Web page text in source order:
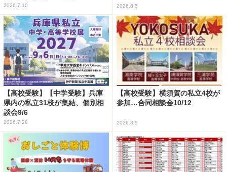
2026.7.10 2026.8.5
【高校受験】【中学受験】兵庫
県内の私立31校が集結、個別相
談会9/6
2026.7.28
【高校受験】横須賀の私立4校が
参加…合同相談会10/12
2026.8.5